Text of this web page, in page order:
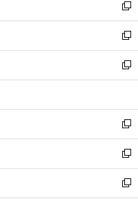
く
で
開
く
ド
ウ
で
開
く
ィ
ン
ド
ウ
で
開
い
ウ
ィ
ン
ド
ウ
開
く
新
し
い
ウ
ィ
ン
ウ
で
開
く
新
し
い
ウ
ン
ド
ウ
で
開
く
新
し
ウ
ィ
ン
ド
ウ
で
開
新
し
い
ウ
ィ
ン
新
し
い
ウ
新
し